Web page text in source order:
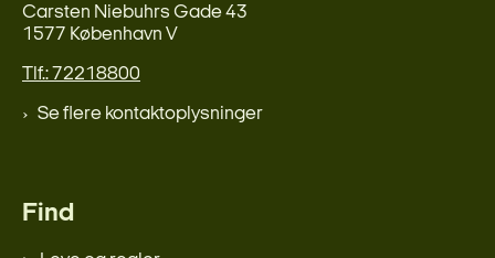
Carsten Niebuhrs Gade 43
1577 København V
Tlf.: 72218800
Se flere kontaktoplysninger
Find